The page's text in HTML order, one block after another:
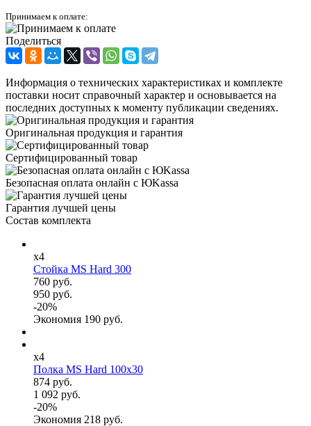
Принимаем к оплате:
Поделиться
Информация о технических характеристиках и комплекте
поставки носит справочный характер и основывается на
последних доступных к моменту публикации сведениях.
Оригинальная продукция и гарантия
Сертифицированный товар
Безопасная оплата онлайн с ЮKassa
Гарантия лучшей цены
Состав комплекта
x4
Стойка MS Hard 300
760 руб.
950 руб.
-20%
Экономия 190 руб.
x4
Полка MS Hard 100x30
874 руб.
1 092 руб.
-20%
Экономия 218 руб.